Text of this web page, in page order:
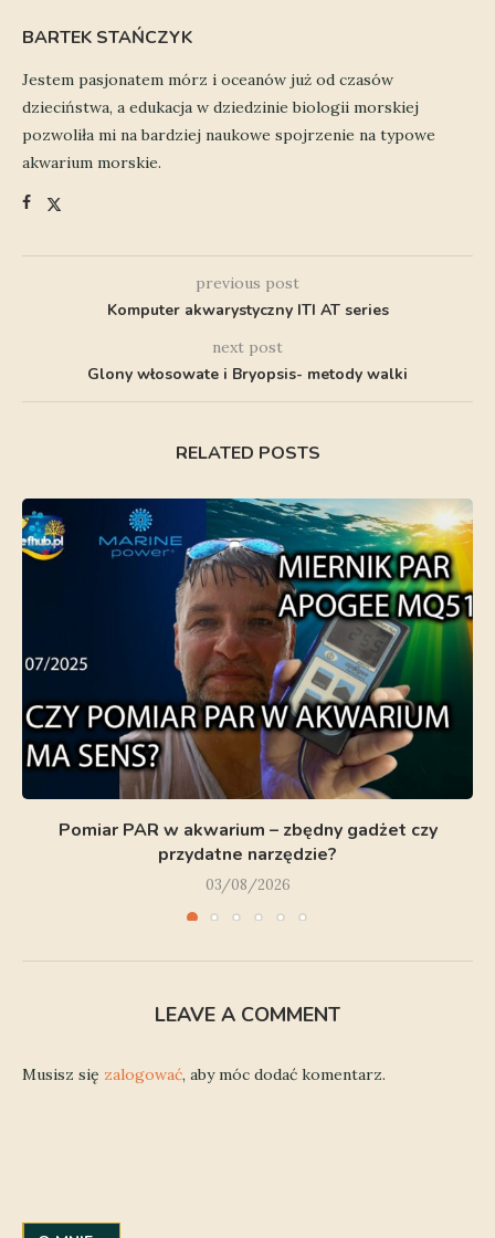
BARTEK STAŃCZYK
Jestem pasjonatem mórz i oceanów już od czasów
dzieciństwa, a edukacja w dziedzinie biologii morskiej
pozwoliła mi na bardziej naukowe spojrzenie na typowe
akwarium morskie.
previous post
Komputer akwarystyczny ITI AT series
next post
Glony włosowate i Bryopsis- metody walki
RELATED POSTS
Pomiar PAR w akwarium – zbędny gadżet czy
przydatne narzędzie?
03/08/2026
LEAVE A COMMENT
Musisz się zalogować, aby móc dodać komentarz.